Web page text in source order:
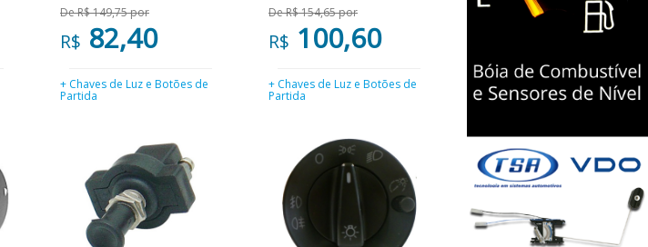
De R$ 149,75 por
R$ 82,40
+ Chaves de Luz e Botões de
Partida
De R$ 154,65 por
R$ 100,60
+ Chaves de Luz e Botões de
Partida